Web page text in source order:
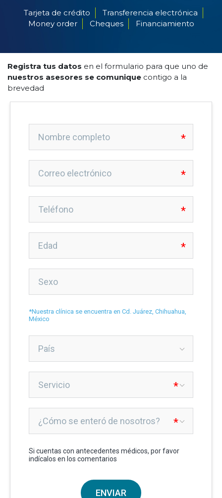
Tarjeta de crédito
Transferencia electrónica
Money order
Cheques Financiamiento
Registra tus datos en el formulario para que uno de
nuestros asesores se comunique contigo a la
brevedad